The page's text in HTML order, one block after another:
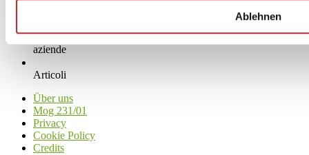
Ablehnen
News
aziende
Articoli
Über uns
Mog 231/01
Privacy
Cookie Policy
Credits